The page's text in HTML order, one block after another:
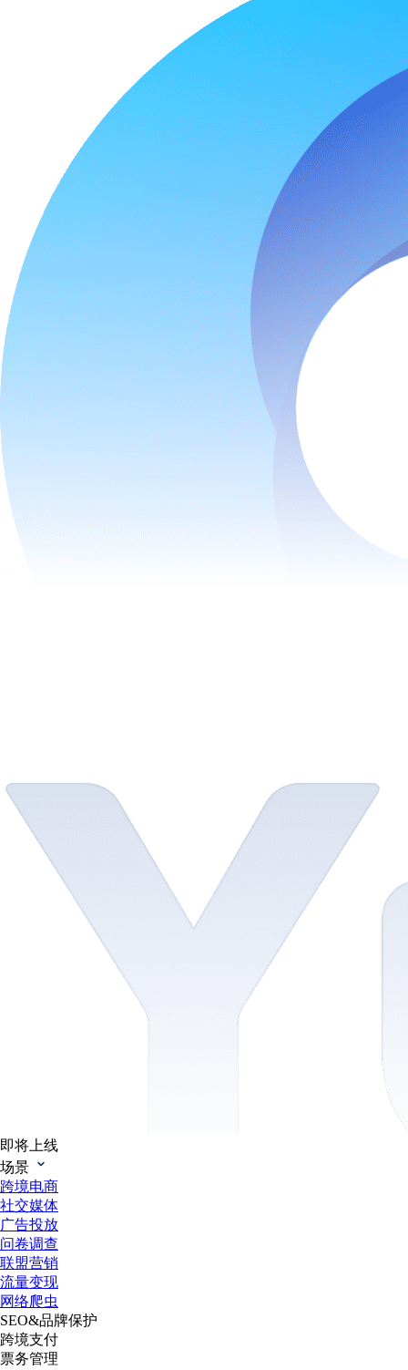
即将上线
场景
跨境电商
社交媒体
广告投放
问卷调查
联盟营销
流量变现
网络爬虫
SEO&品牌保护
跨境支付
票务管理